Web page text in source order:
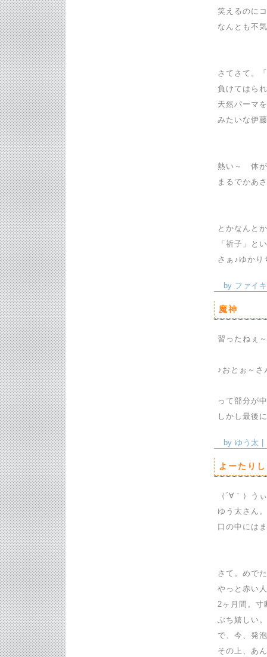
笑えるのに
なんとも不
さてさて。
負けてはら
天然パーマ
みたいな伊
熱い～ 体
まるでかあ
とかなんと
「祈子」と
さぁ♪ゆかり
by ファイキ
魔神
習ったねぇ
♪おとぉ～さ
って部分が
しかし最後
by ゆう太 |
よーたり
（´∀｀）う
ゆう太さん
口の中には
さて。めで
やっと赤い
2ヶ月間。寸
ぶち嬉しい
で、今、発
その上、あ